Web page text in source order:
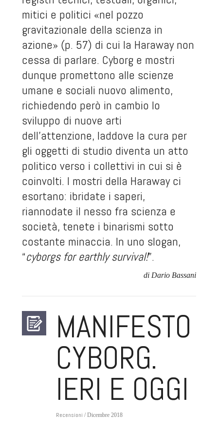
mitici e politici «nel pozzo
gravitazionale della scienza in
azione» (p. 57) di cui la Haraway non
cessa di parlare. Cyborg e mostri
dunque promettono alle scienze
umane e sociali nuovo alimento,
richiedendo però in cambio lo
sviluppo di nuove arti
dell’attenzione, laddove la cura per
gli oggetti di studio diventa un atto
politico verso i collettivi in cui si è
coinvolti. I mostri della Haraway ci
esortano: ibridate i saperi,
riannodate il nesso fra scienza e
società, tenete i binarismi sotto
costante minaccia. In uno slogan,
“cyborgs for earthly survival!”.
di Dario Bassani
MANIFESTO
CYBORG.
IERI E OGGI
Recensioni / Dicembre 2018